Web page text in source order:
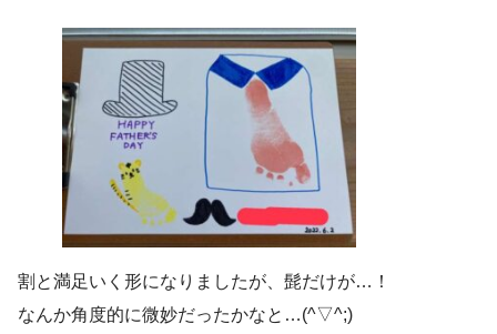
割と満足いく形になりましたが、髭だけが…！
なんか角度的に微妙だったかなと…(^▽^;)